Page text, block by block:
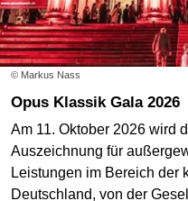
© Markus Nass
Opus Klassik Gala 2026
Am 11. Oktober 2026 wird
Auszeichnung für
Leistungen im Bereich der
Deutschland, von der